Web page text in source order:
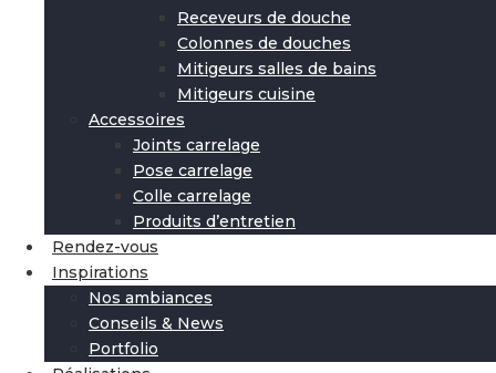
Receveurs de douche
Colonnes de douches
Mitigeurs salles de bains
Mitigeurs cuisine
Accessoires
Joints carrelage
Pose carrelage
Colle carrelage
Produits d’entretien
Rendez-vous
Inspirations
Nos ambiances
Conseils & News
Portfolio